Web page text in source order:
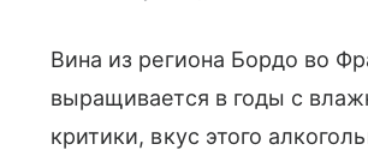
Вина из региона Бордо во
выращивается в годы с
критики, вкус этого